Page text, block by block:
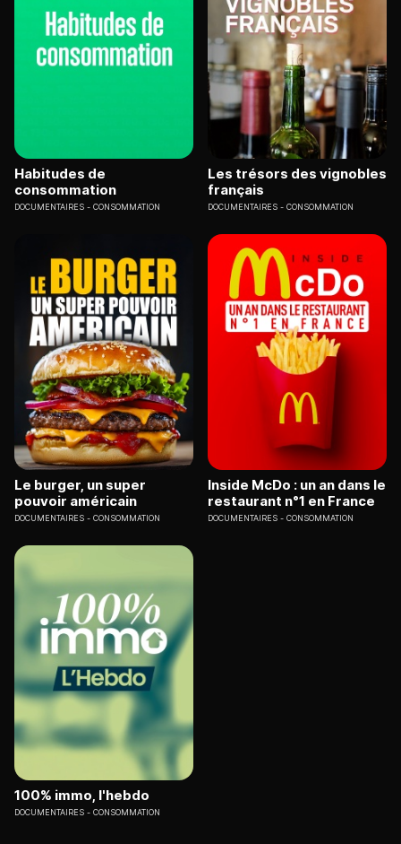
Habitudes de
consommation
DOCUMENTAIRES CONSOMMATION
Les trésors des vignobles
français
DOCUMENTAIRES CONSOMMATION
Le burger, un super
pouvoir américain
DOCUMENTAIRES CONSOMMATION
Inside McDo : un an dans le
restaurant n°1 en France
DOCUMENTAIRES CONSOMMATION
100% immo, l'hebdo
DOCUMENTAIRES CONSOMMATION